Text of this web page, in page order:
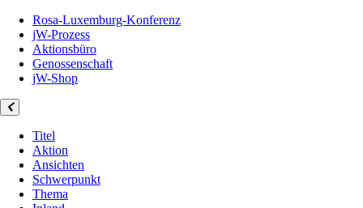
Rosa-Luxemburg-Konferenz
jW-Prozess
Aktionsbüro
Genossenschaft
jW-Shop
Titel
Aktion
Ansichten
Schwerpunkt
Thema